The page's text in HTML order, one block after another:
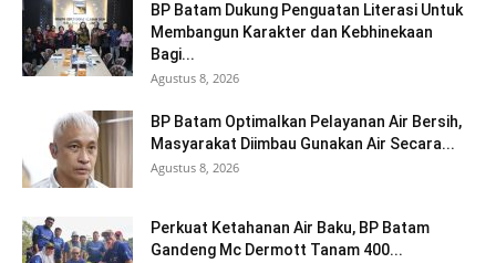
BP Batam Dukung Penguatan Literasi Untuk
Membangun Karakter dan Kebhinekaan
Bagi...
Agustus 8, 2026
BP Batam Optimalkan Pelayanan Air Bersih,
Masyarakat Diimbau Gunakan Air Secara...
Agustus 8, 2026
Perkuat Ketahanan Air Baku, BP Batam
Gandeng Mc Dermott Tanam 400...